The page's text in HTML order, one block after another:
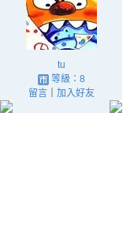
tu
等級：8
留言｜ 加入好友